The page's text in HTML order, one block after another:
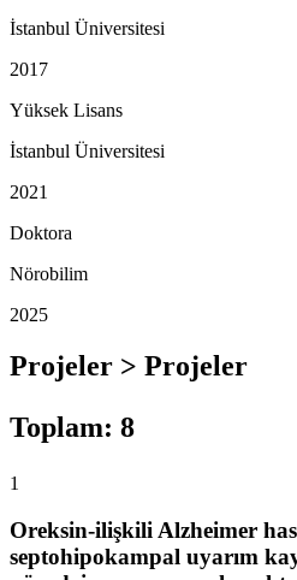
İstanbul Üniversitesi
2017
Yüksek Lisans
İstanbul Üniversitesi
2021
Doktora
Nörobilim
2025
Projeler > Projeler
Toplam: 8
1
Oreksin-ilişkili Alzheimer
septohipokampal uyarım